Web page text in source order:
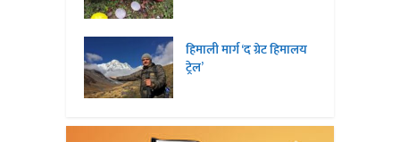
हिमाली मार्ग ‘द ग्रेट हिमालय
ट्रेल’